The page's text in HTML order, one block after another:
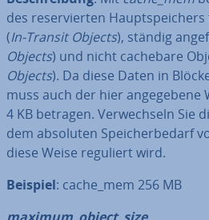
des re­ser­vier­ten
(In-Transit Objects), ständig
Objects) und nicht cachebare
Objects). Da diese Daten in
muss auch der hier an­ge­ge­be­ne
4 KB betragen. Ver­wech­seln Sie
dem absoluten Spei­cher­be­darf
diese Weise reguliert wird.
Beispiel: cache_mem 256 MB